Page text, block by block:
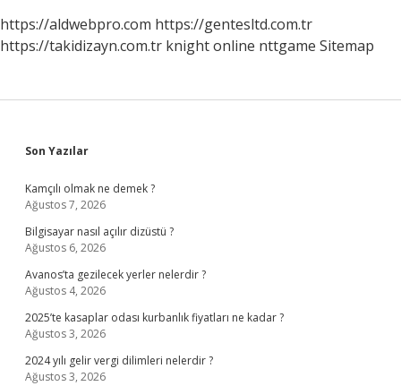
https://aldwebpro.com https://gentesltd.com.tr
https://takidizayn.com.tr knight online nttgame Sitemap
Sidebar
Son Yazılar
Kamçılı olmak ne demek ?
Ağustos 7, 2026
Bilgisayar nasıl açılır dizüstü ?
Ağustos 6, 2026
Avanos’ta gezilecek yerler nelerdir ?
Ağustos 4, 2026
2025’te kasaplar odası kurbanlık fiyatları ne kadar ?
Ağustos 3, 2026
2024 yılı gelir vergi dilimleri nelerdir ?
Ağustos 3, 2026